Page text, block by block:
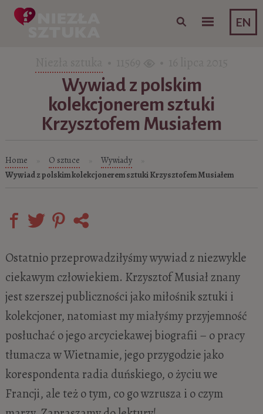
EN
Skip to content
Wywiad z polskim
kolekcjonerem sztuki
Krzysztofem Musiałem
Home O sztuce Wywiady
Wywiad z polskim kolekcjonerem sztuki Krzysztofem Musiałem
Ostatnio przeprowadziłyśmy wywiad z niezwykle
ciekawym człowiekiem. Krzysztof Musiał znany
jest szerszej publiczności jako miłośnik sztuki i
kolekcjoner, natomiast my miałyśmy przyjemność
posłuchać o jego arcyciekawej biografii – o pracy
tłumacza w Wietnamie, jego przygodzie jako
korespondenta radia duńskiego, o życiu we
Francji, ale też o tym, co go wzrusza i o czym